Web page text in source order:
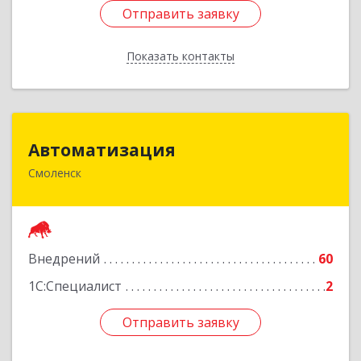
Отправить заявку
Показать контакты
Отправить заявку
Назад
Автоматизация
Смоленск
Внедрений
60
1С:Специалист
2
Отправить заявку
214019, Смоленская обл, Смоленск г, Марии
Отправить заявку